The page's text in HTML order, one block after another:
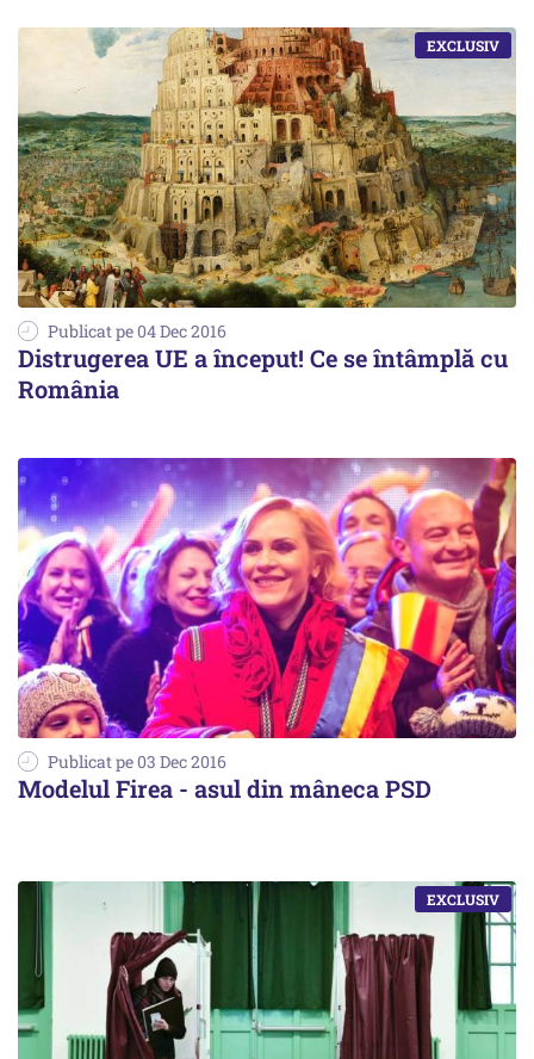
Publicat pe 04 Dec 2016
Distrugerea UE a început! Ce se întâmplă cu
România
Publicat pe 03 Dec 2016
Modelul Firea - asul din mâneca PSD